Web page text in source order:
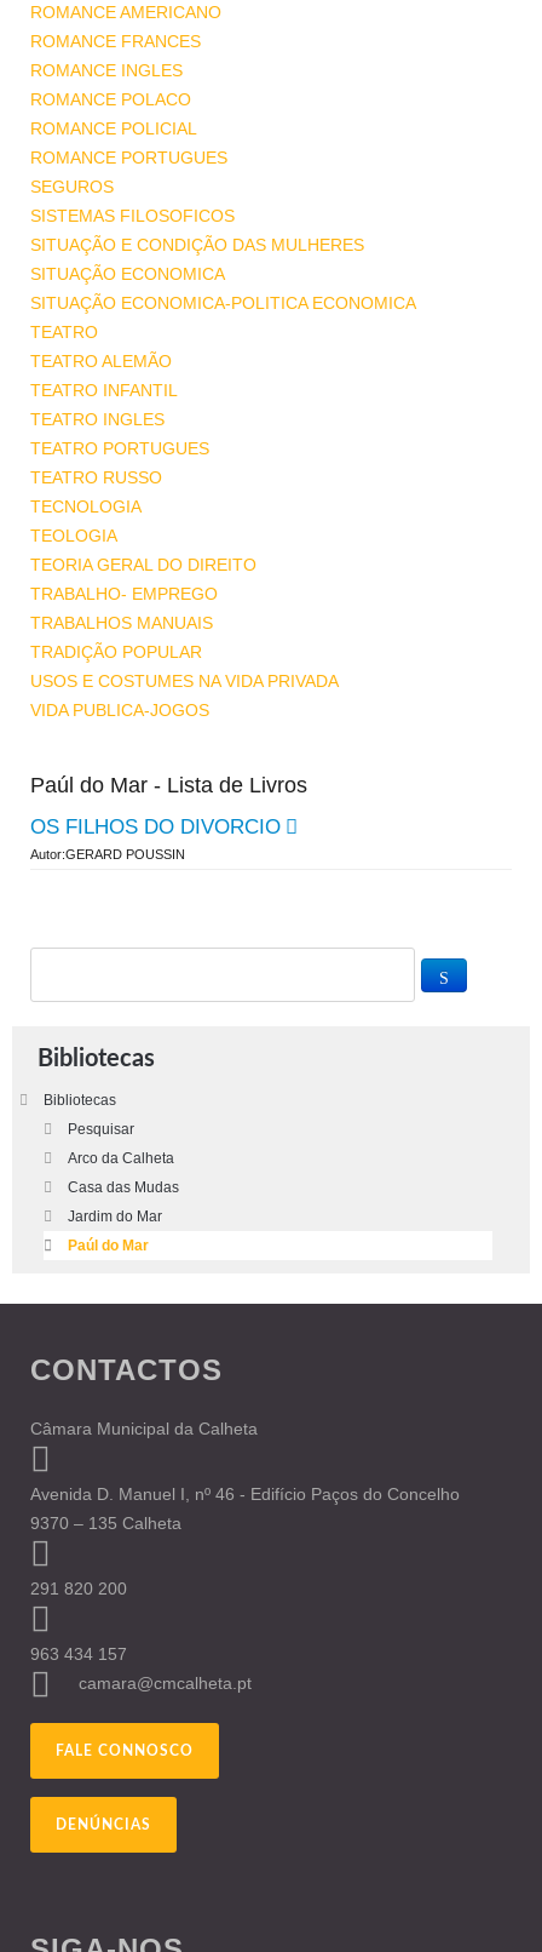
ROMANCE AMERICANO
ROMANCE FRANCES
ROMANCE INGLES
ROMANCE POLACO
ROMANCE POLICIAL
ROMANCE PORTUGUES
SEGUROS
SISTEMAS FILOSOFICOS
SITUAÇÃO E CONDIÇÃO DAS MULHERES
SITUAÇÃO ECONOMICA
SITUAÇÃO ECONOMICA-POLITICA ECONOMICA
TEATRO
TEATRO ALEMÃO
TEATRO INFANTIL
TEATRO INGLES
TEATRO PORTUGUES
TEATRO RUSSO
TECNOLOGIA
TEOLOGIA
TEORIA GERAL DO DIREITO
TRABALHO- EMPREGO
TRABALHOS MANUAIS
TRADIÇÃO POPULAR
USOS E COSTUMES NA VIDA PRIVADA
VIDA PUBLICA-JOGOS
Paúl do Mar - Lista de Livros
OS FILHOS DO DIVORCIO
Autor:GERARD POUSSIN
Bibliotecas
Bibliotecas
Pesquisar
Arco da Calheta
Casa das Mudas
Jardim do Mar
Paúl do Mar
CONTACTOS
Câmara Municipal da Calheta
Avenida D. Manuel I, nº 46 - Edifício Paços do Concelho
9370 – 135 Calheta
291 820 200
963 434 157
camara@cmcalheta.pt
FALE CONNOSCO
DENÚNCIAS